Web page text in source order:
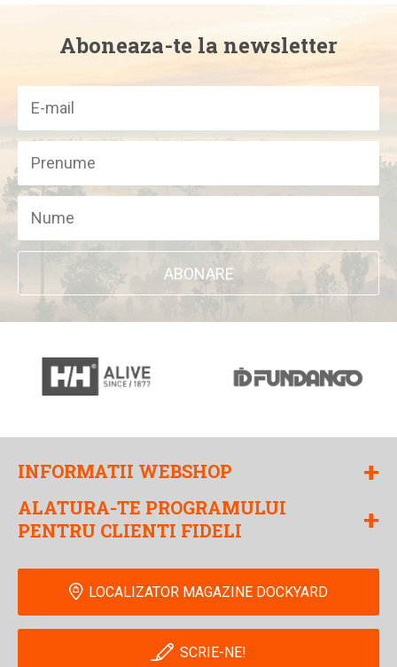
Aboneaza-te la newsletter
ABONARE
INFORMATII WEBSHOP +
ALATURA-TE PROGRAMULUI
PENTRU CLIENTI FIDELI
+
LOCALIZATOR MAGAZINE DOCKYARD
SCRIE-NE!